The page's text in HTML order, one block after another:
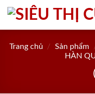
Skip
content
Trang chủ / Sản phẩm
HÀN